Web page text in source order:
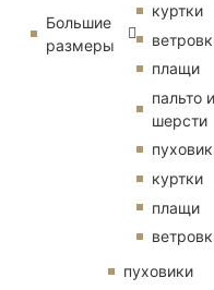
Большие
размеры
куртки
плащи
пальто
шерсти
куртки
плащи
пуховики